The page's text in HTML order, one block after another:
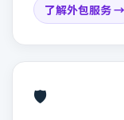
了解外包服务 →
🛡️